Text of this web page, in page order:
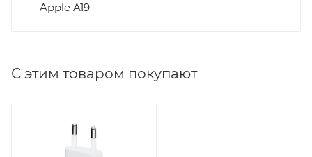
Apple A19
С этим товаром покупают